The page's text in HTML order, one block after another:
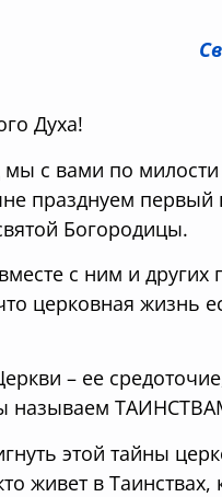
Духа!
мы с вами по
празднуем первый
Богородицы.
с ним и других
церковная жизнь
– ее
называем
этой тайны
живет в Таинствах,